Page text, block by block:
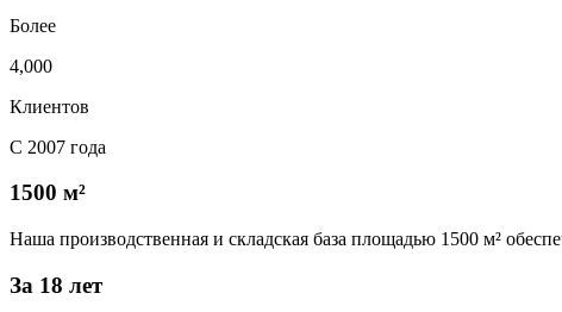
Более
4,000
Клиентов
С 2007 года
1500 м²
Наша производственная и складская база площадью 1500 м²
За 18 лет